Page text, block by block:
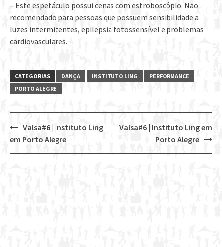
– Este espetáculo possui cenas com estroboscópio. Não
recomendado para pessoas que possuem sensibilidade a
luzes intermitentes, epilepsia fotossensível e problemas
cardiovasculares.
CATEGORIAS DANÇA INSTITUTO LING
PERFORMANCE
PORTO ALEGRE
Post
navigation
Valsa#6 | Instituto Ling em
Porto Alegre
Valsa#6 | Instituto Ling
em Porto Alegre